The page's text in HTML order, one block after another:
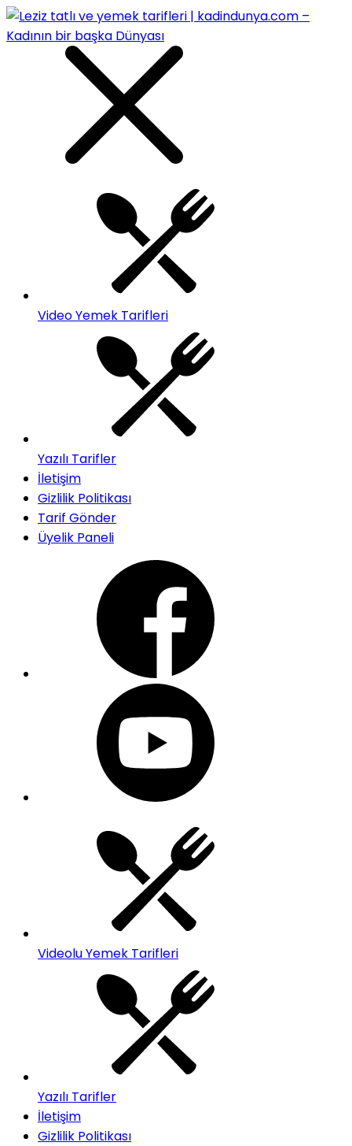
Video Yemek Tarifleri
Yazılı Tarifler
İletişim
Gizlilik Politikası
Tarif Gönder
Üyelik Paneli
Videolu Yemek Tarifleri
Yazılı Tarifler
İletişim
Gizlilik Politikası